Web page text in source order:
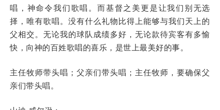
唱，神命令我们歌唱。而基督之美更是让我们别无选
择，唯有歌唱。没有什么礼物比得上能够与我们天上的
父相交。无论我的球队成绩多好，无论款待宾客有多愉
快，向神的百姓歌唱的喜乐，是世上最美好的事。
主任牧师带头唱；父亲们带头唱；主任牧师，要确保父
亲们带头唱。